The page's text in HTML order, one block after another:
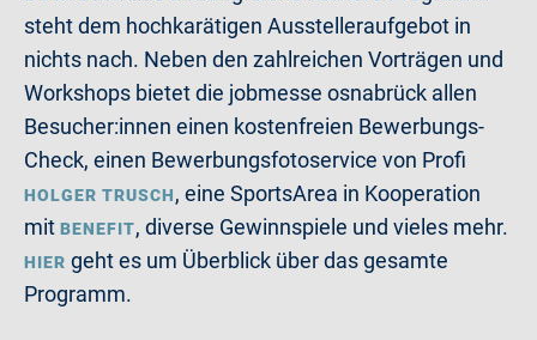
steht dem hochkarätigen Ausstelleraufgebot in
nichts nach. Neben den zahlreichen Vorträgen und
Workshops bietet die jobmesse osnabrück allen
Besucher:innen einen kostenfreien Bewerbungs-
Check, einen Bewerbungsfotoservice von Profi
HOLGER TRUSCH, eine SportsArea in Kooperation
mit BENEFIT, diverse Gewinnspiele und vieles mehr.
HIER geht es um Überblick über das gesamte
Programm.